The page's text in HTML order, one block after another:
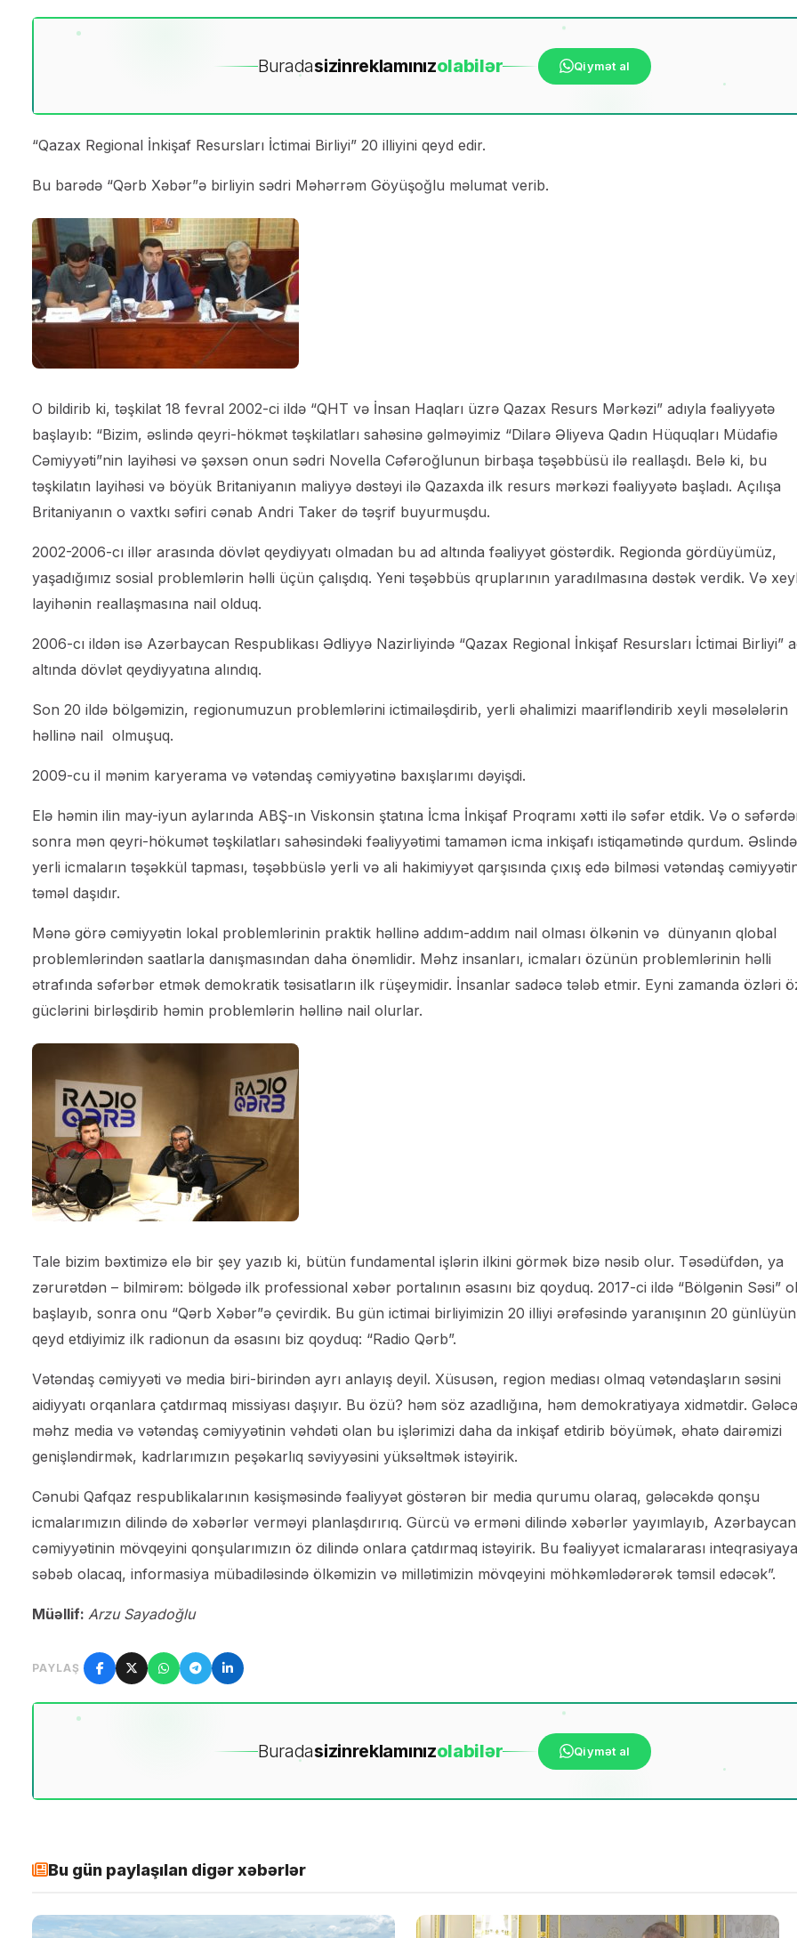
Buradasizinreklamınızolabilər Qiymət al
“Qazax Regional İnkişaf Resursları İctimai Birliyi” 20 illiyini qeyd edir.
Bu barədə “Qərb Xəbər”ə birliyin sədri Məhərrəm Göyüşoğlu məlumat verib.
O bildirib ki, təşkilat 18 fevral 2002-ci ildə “QHT və İnsan Haqları üzrə Qazax Resurs Mərkəzi” adıyla fəaliyyətə
başlayıb: “Bizim, əslində qeyri-hökmət təşkilatları sahəsinə gəlməyimiz “Dilarə Əliyeva Qadın Hüquqları Müdafiə
Cəmiyyəti”nin layihəsi və şəxsən onun sədri Novella Cəfəroğlunun birbaşa təşəbbüsü ilə reallaşdı. Belə ki, bu
təşkilatın layihəsi və böyük Britaniyanın maliyyə dəstəyi ilə Qazaxda ilk resurs mərkəzi fəaliyyətə başladı. Açılışa
Britaniyanın o vaxtkı səfiri cənab Andri Taker də təşrif buyurmuşdu.
2002-2006-cı illər arasında dövlət qeydiyyatı olmadan bu ad altında fəaliyyət göstərdik. Regionda gördüyümüz,
yaşadığımız sosial problemlərin həlli üçün çalışdıq. Yeni təşəbbüs qruplarının yaradılmasına dəstək verdik. Və
layihənin reallaşmasına nail olduq.
2006-cı ildən isə Azərbaycan Respublikası Ədliyyə Nazirliyində “Qazax Regional İnkişaf Resursları İctimai Birliyi”
altında dövlət qeydiyyatına alındıq.
Son 20 ildə bölgəmizin, regionumuzun problemlərini ictimailəşdirib, yerli əhalimizi maarifləndirib xeyli məsələlərin
həllinə nail olmuşuq.
2009-cu il mənim karyerama və vətəndaş cəmiyyətinə baxışlarımı dəyişdi.
Elə həmin ilin may-iyun aylarında ABŞ-ın Viskonsin ştatına İcma İnkişaf Proqramı xətti ilə səfər etdik. Və o
sonra mən qeyri-hökumət təşkilatları sahəsindəki fəaliyyətimi tamamən icma inkişafı istiqamətində qurdum.
yerli icmaların təşəkkül tapması, təşəbbüslə yerli və ali hakimiyyət qarşısında çıxış edə bilməsi vətəndaş
təməl daşıdır.
Mənə görə cəmiyyətin lokal problemlərinin praktik həllinə addım-addım nail olması ölkənin və dünyanın qlobal
problemlərindən saatlarla danışmasından daha önəmlidir. Məhz insanları, icmaları özünün problemlərinin həlli
ətrafında səfərbər etmək demokratik təsisatların ilk rüşeymidir. İnsanlar sadəcə tələb etmir. Eyni zamanda özləri
güclərini birləşdirib həmin problemlərin həllinə nail olurlar.
Tale bizim bəxtimizə elə bir şey yazıb ki, bütün fundamental işlərin ilkini görmək bizə nəsib olur. Təsədüfdən, ya
zərurətdən – bilmirəm: bölgədə ilk professional xəbər portalının əsasını biz qoyduq. 2017-ci ildə “Bölgənin Səsi”
başlayıb, sonra onu “Qərb Xəbər”ə çevirdik. Bu gün ictimai birliyimizin 20 illiyi ərəfəsində yaranışının 20
qeyd etdiyimiz ilk radionun da əsasını biz qoyduq: “Radio Qərb”.
Vətəndaş cəmiyyəti və media biri-birindən ayrı anlayış deyil. Xüsusən, region mediası olmaq vətəndaşların səsini
aidiyyatı orqanlara çatdırmaq missiyası daşıyır. Bu özü? həm söz azadlığına, həm demokratiyaya xidmətdir.
məhz media və vətəndaş cəmiyyətinin vəhdəti olan bu işlərimizi daha da inkişaf etdirib böyümək, əhatə dairəmizi
genişləndirmək, kadrlarımızın peşəkarlıq səviyyəsini yüksəltmək istəyirik.
Cənubi Qafqaz respublikalarının kəsişməsində fəaliyyət göstərən bir media qurumu olaraq, gələcəkdə qonşu
icmalarımızın dilində də xəbərlər verməyi planlaşdırırıq. Gürcü və erməni dilində xəbərlər yayımlayıb, Azərbaycan
cəmiyyətinin mövqeyini qonşularımızın öz dilində onlara çatdırmaq istəyirik. Bu fəaliyyət icmalararası inteqrasiyaya
səbəb olacaq, informasiya mübadiləsində ölkəmizin və millətimizin mövqeyini möhkəmlədərərək təmsil edəcək”.
Müəllif: Arzu Sayadoğlu
PAYLAŞ
Buradasizinreklamınızolabilər Qiymət al
Bu gün paylaşılan digər xəbərlər